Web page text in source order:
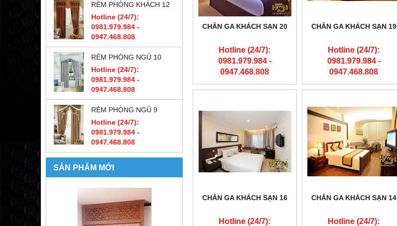
RÈM PHÒNG KHÁCH 12
Hotline (24/7):
0981.979.984 -
0947.468.808
RÈM PHÒNG NGỦ 10
Hotline (24/7):
0981.979.984 -
0947.468.808
RÈM PHÒNG NGỦ 9
Hotline (24/7):
0981.979.984 -
0947.468.808
SẢN PHẨM MỚI
CHĂN GA KHÁCH SẠN 20
Hotline (24/7):
0981.979.984 -
0947.468.808
CHĂN GA KHÁCH SẠN 19
Hotline (24/7):
0981.979.984 -
0947.468.808
CHĂN GA KHÁCH SẠN 16
Hotline (24/7):
CHĂN GA KHÁCH SẠN 14
Hotline (24/7):